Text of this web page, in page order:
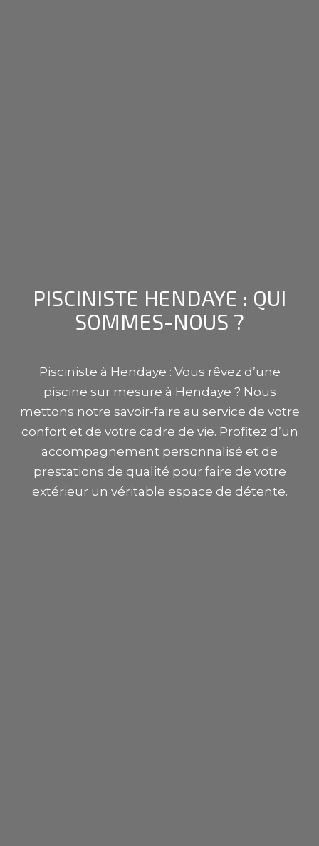
PISCINISTE HENDAYE : QUI
SOMMES-NOUS ?
Pisciniste à Hendaye : Vous rêvez d’une
piscine sur mesure à Hendaye ? Nous
mettons notre savoir-faire au service de votre
confort et de votre cadre de vie. Profitez d’un
accompagnement personnalisé et de
prestations de qualité pour faire de votre
extérieur un véritable espace de détente.